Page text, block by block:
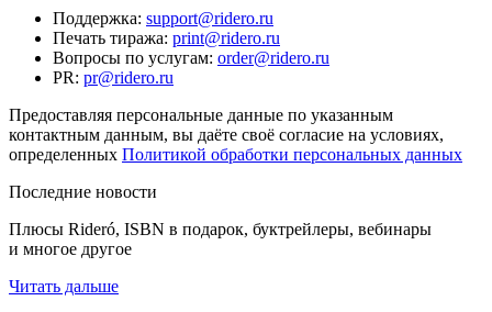
Поддержка: support@ridero.ru
Печать тиража: print@ridero.ru
Вопросы по услугам: order@ridero.ru
PR: pr@ridero.ru
Предоставляя персональные данные по указанным
контактным данным, вы даёте своё согласие на условиях,
определенных Политикой обработки персональных данных
Последние новости
Плюсы Rideró, ISBN в подарок, буктрейлеры, вебинары
и многое другое
Читать дальше